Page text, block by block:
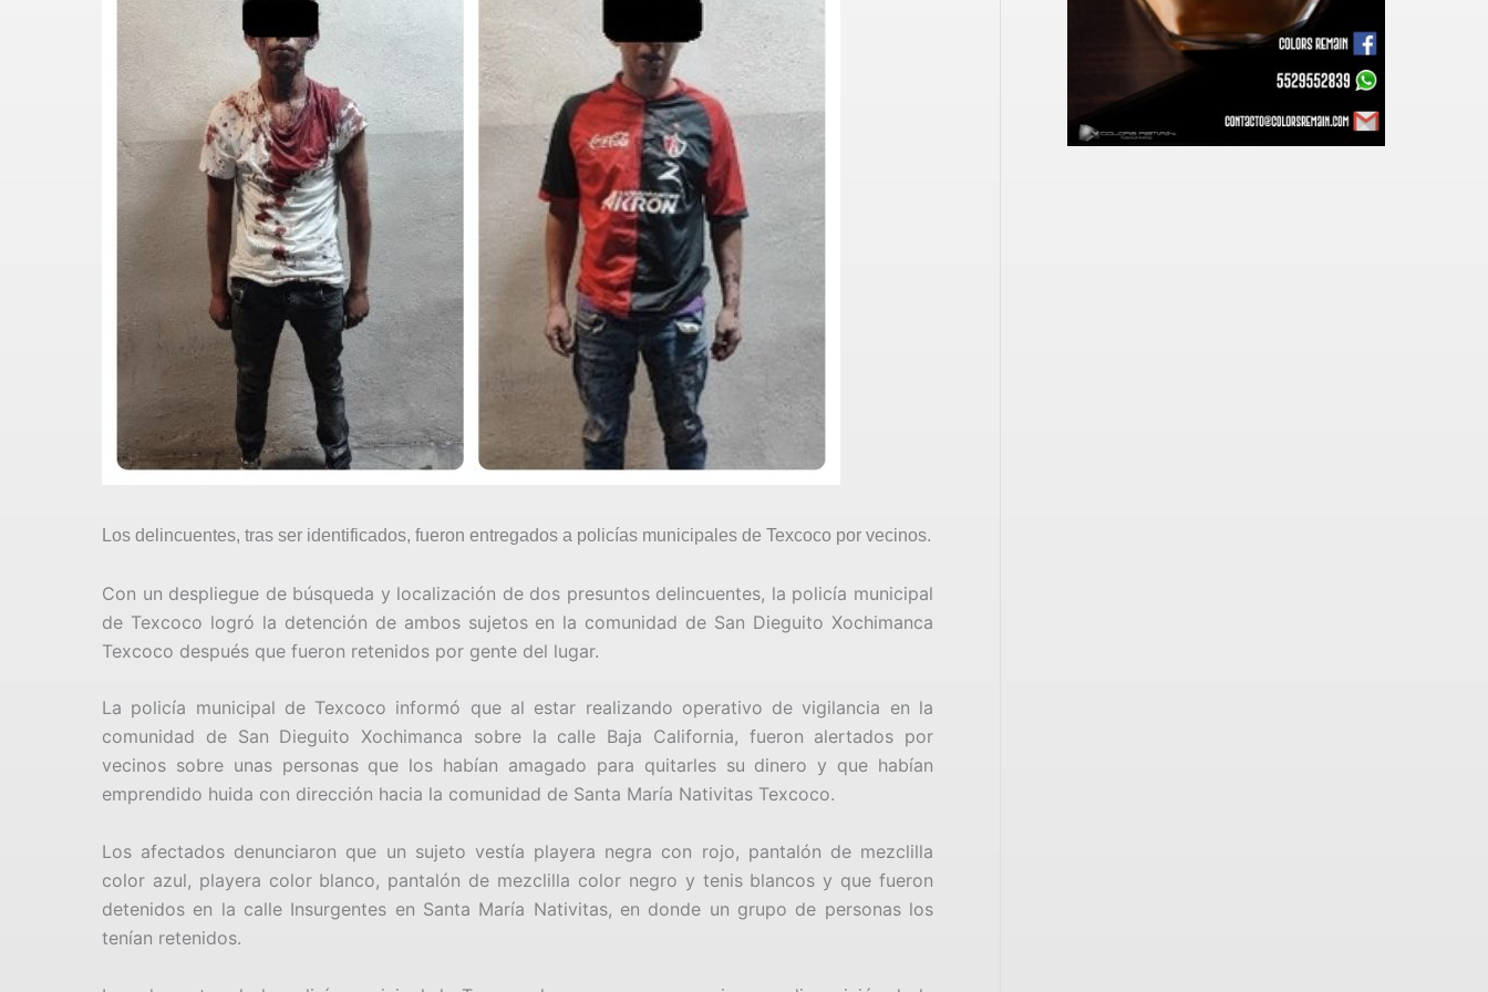
Los delincuentes, tras ser identificados, fueron entregados a policías municipales de Texcoco por vecinos.
Con un despliegue de búsqueda y localización de dos presuntos delincuentes, la policía municipal
de Texcoco logró la detención de ambos sujetos en la comunidad de San Dieguito Xochimanca
Texcoco después que fueron retenidos por gente del lugar.
La policía municipal de Texcoco informó que al estar realizando operativo de vigilancia en la
comunidad de San Dieguito Xochimanca sobre la calle Baja California, fueron alertados por
vecinos sobre unas personas que los habían amagado para quitarles su dinero y que habían
emprendido huida con dirección hacia la comunidad de Santa María Nativitas Texcoco.
Los afectados denunciaron que un sujeto vestía playera negra con rojo, pantalón de mezclilla
color azul, playera color blanco, pantalón de mezclilla color negro y tenis blancos y que fueron
detenidos en la calle Insurgentes en Santa María Nativitas, en donde un grupo de personas los
tenían retenidos.